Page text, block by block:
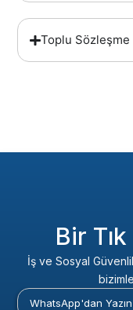
Toplu
Bir Tık
İş ve Sosyal
WhatsApp'dan Yazın